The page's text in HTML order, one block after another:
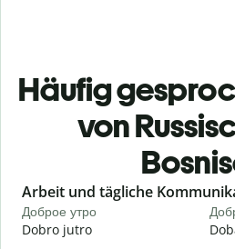
Häufig
von
Slide 1 of 6
Arbeit und tägliche
Доброе утро
Dobro jutro